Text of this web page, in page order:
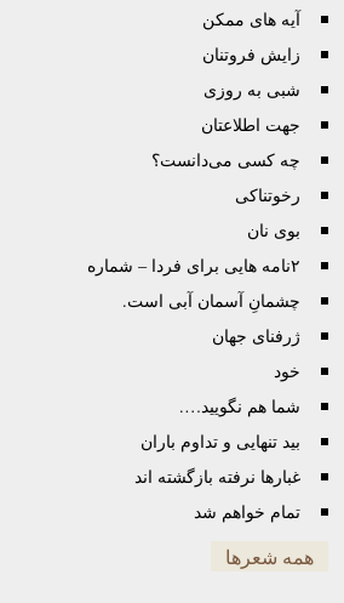
آیه های ممکن
زایش فروتنان
شبی به روزی
جهت اطلاعتان
چه کسی می‌دانست؟
رخوتناکی
بوی نان
۲نامه هایی برای فردا – شماره
چشمانِ آسمان آبی است.
ژرفنای جهان
خود
شما هم نگویید….
بید تنهایی و تداوم باران
غبارها نرفته بازگشته اند
تمام خواهم شد
همه شعرها